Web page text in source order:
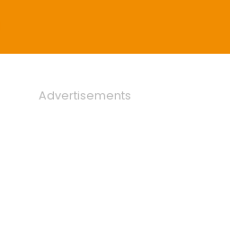
Advertisements